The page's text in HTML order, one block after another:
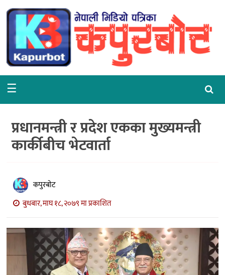
गृहपृष्ठ
समाचार
राजनीति
वरपर
शिक्षा
विचार
अन्तर्वार्ता
मनोरञ्जन
खेल
प्रविधि
☰
प्रधानमन्त्री र प्रदेश एकका मुख्यमन्त्री
कार्कीबीच भेटवार्ता
कपुरबोट
बुधबार, माघ १८, २०७९ मा प्रकाशित